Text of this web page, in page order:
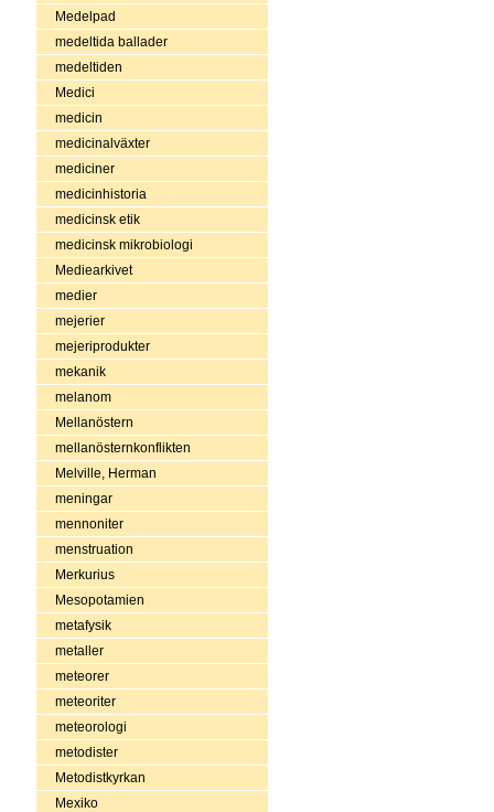
Medelpad
medeltida ballader
medeltiden
Medici
medicin
medicinalväxter
mediciner
medicinhistoria
medicinsk etik
medicinsk mikrobiologi
Mediearkivet
medier
mejerier
mejeriprodukter
mekanik
melanom
Mellanöstern
mellanösternkonflikten
Melville, Herman
meningar
mennoniter
menstruation
Merkurius
Mesopotamien
metafysik
metaller
meteorer
meteoriter
meteorologi
metodister
Metodistkyrkan
Mexiko